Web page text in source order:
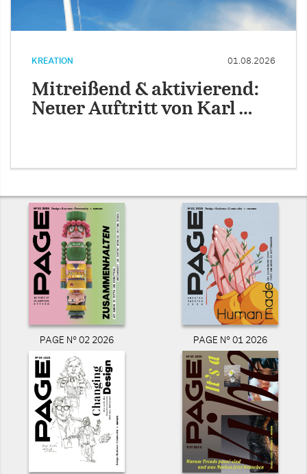
KREATION 01.08.2026
Mitreißend & aktivierend:
Neuer Auftritt von Karl …
PAGE N° 02 2026 PAGE N° 01 2026